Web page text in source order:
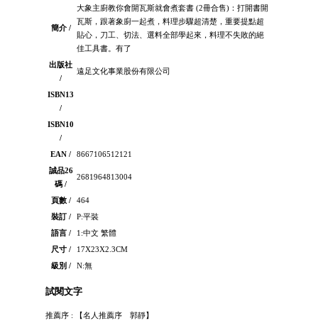
簡介 /
大象主廚教你會開瓦斯就會煮套書 (2冊合售)：打開書開
瓦斯，跟著象廚一起煮，料理步驟超清楚，重要提點超
貼心，刀工、切法、選料全部學起來，料理不失敗的絕
佳工具書。有了
出版社
/
遠足文化事業股份有限公司
ISBN13
/
ISBN10
/
EAN /
8667106512121
誠品26
碼 /
2681964813004
頁數 /
464
裝訂 /
P:平裝
語言 /
1:中文 繁體
尺寸 /
17X23X2.3CM
級別 /
N:無
試閱文字
推薦序 : 【名人推薦序 郭靜】